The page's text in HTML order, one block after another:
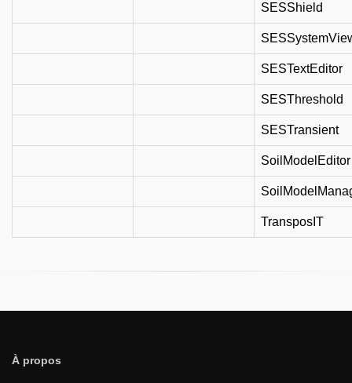
SESShield
SESTextEditor
SESThreshold
SESTransient
SoilModelEditor
TransposIT
À propos